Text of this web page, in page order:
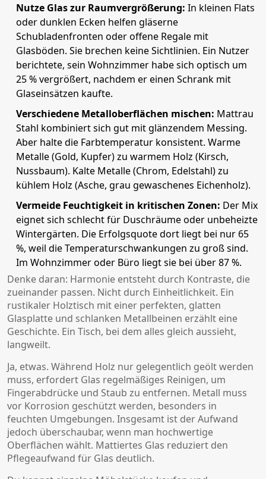
Nutze Glas zur Raumvergrößerung: In kleinen Flats
oder dunklen Ecken helfen gläserne
Schubladenfronten oder offene Regale mit
Glasböden. Sie brechen keine Sichtlinien. Ein Nutzer
berichtete, sein Wohnzimmer habe sich optisch um
25 % vergrößert, nachdem er einen Schrank mit
Glaseinsätzen kaufte.
Verschiedene Metalloberflächen mischen: Mattrau
Stahl kombiniert sich gut mit glänzendem Messing.
Aber halte die Farbtemperatur konsistent. Warme
Metalle (Gold, Kupfer) zu warmem Holz (Kirsch,
Nussbaum). Kalte Metalle (Chrom, Edelstahl) zu
kühlem Holz (Asche, grau gewaschenes Eichenholz).
Vermeide Feuchtigkeit in kritischen Zonen: Der Mix
eignet sich schlecht für Duschräume oder unbeheizte
Wintergärten. Die Erfolgsquote dort liegt bei nur 65
%, weil die Temperaturschwankungen zu groß sind.
Im Wohnzimmer oder Büro liegt sie bei über 87 %.
Denke daran: Harmonie entsteht durch Kontraste, die
zueinander passen. Nicht durch Einheitlichkeit. Ein
rustikaler Holztisch mit einer perfekten, glatten
Glasplatte und schlanken Metallbeinen erzählt eine
Geschichte. Ein Tisch, bei dem alles gleich aussieht,
langweilt.
Ja, etwas. Während Holz nur gelegentlich geölt werden
muss, erfordert Glas regelmäßiges Reinigen, um
Fingerabdrücke und Staub zu entfernen. Metall muss
vor Korrosion geschützt werden, besonders in
feuchten Umgebungen. Insgesamt ist der Aufwand
jedoch überschaubar, wenn man hochwertige
Oberflächen wählt. Mattiertes Glas reduziert den
Pflegeaufwand für Glas deutlich.